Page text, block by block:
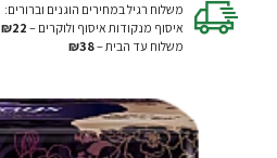
משלוח רגיל במחירים הוגנים וברורים:
איסוף מנקודות איסוף ולוקרים – ₪22
משלוח עד הבית –₪38